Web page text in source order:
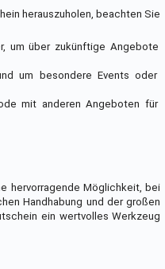
herauszuholen, beachten Sie
um über zukünftige Angebote
um besondere Events oder
mit anderen Angeboten für
hervorragende Möglichkeit, bei
Handhabung und der großen
ein wertvolles Werkzeug